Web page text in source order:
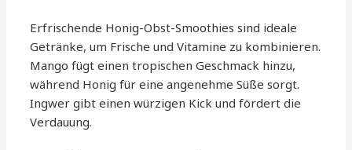
Erfrischende Honig-Obst-Smoothies sind ideale
Getränke, um Frische und Vitamine zu kombinieren.
Mango fügt einen tropischen Geschmack hinzu,
während Honig für eine angenehme Süße sorgt.
Ingwer gibt einen würzigen Kick und fördert die
Verdauung.